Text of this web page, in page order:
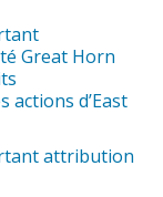
Great Horn
actions d’East
attribution